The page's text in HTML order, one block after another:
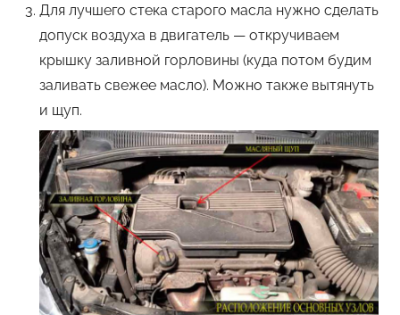
Для лучшего стека старого масла нужно сделать
допуск воздуха в двигатель — откручиваем
крышку заливной горловины (куда потом будим
заливать свежее масло). Можно также вытянуть
и щуп.